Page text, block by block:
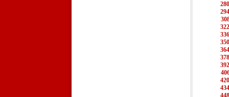
280
294
322
336
350
364
378
392
420
434
448